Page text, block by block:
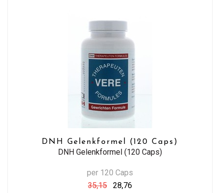
DNH Gelenkformel (120 Caps)
DNH Gelenkformel (120 Caps)
per 120 Caps
35,15
28,76